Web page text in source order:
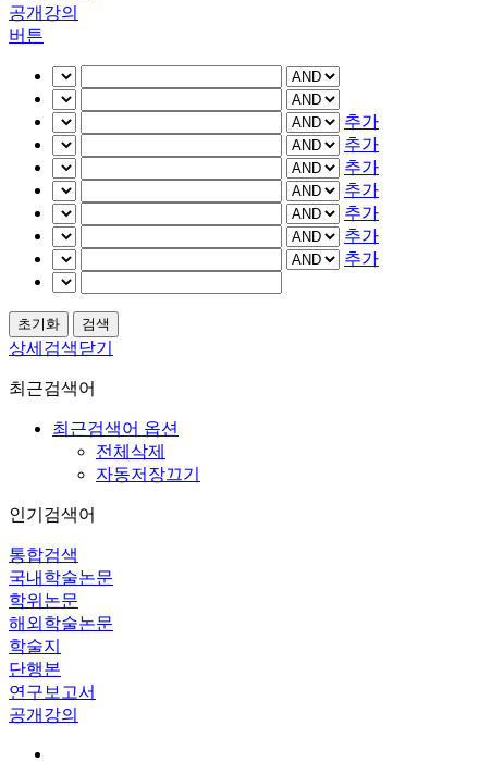
공개강의
버튼
추가
추가
추가
추가
추가
추가
추가
상세검색닫기
최근검색어
최근검색어 옵션
전체삭제
자동저장끄기
인기검색어
통합검색
국내학술논문
학위논문
해외학술논문
학술지
단행본
연구보고서
공개강의